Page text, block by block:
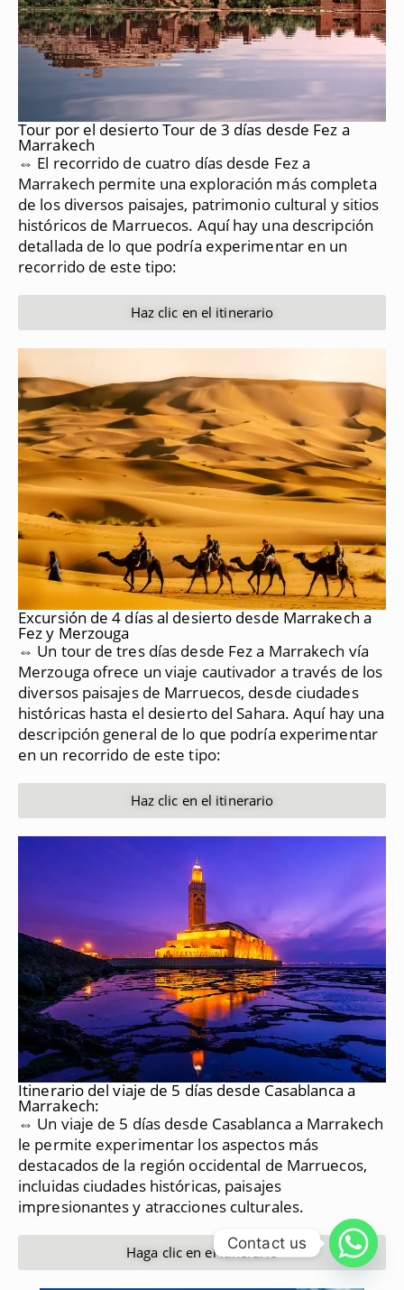
Tour por el desierto Tour de 3 días desde Fez a
Marrakech
⇔ El recorrido de cuatro días desde Fez a
Marrakech permite una exploración más completa
de los diversos paisajes, patrimonio cultural y sitios
históricos de Marruecos. Aquí hay una descripción
detallada de lo que podría experimentar en un
recorrido de este tipo:
Haz clic en el itinerario
Excursión de 4 días al desierto desde Marrakech a
Fez y Merzouga
⇔ Un tour de tres días desde Fez a Marrakech vía
Merzouga ofrece un viaje cautivador a través de los
diversos paisajes de Marruecos, desde ciudades
históricas hasta el desierto del Sahara. Aquí hay una
descripción general de lo que podría experimentar
en un recorrido de este tipo:
Haz clic en el itinerario
Itinerario del viaje de 5 días desde Casablanca a
Marrakech:
⇔ Un viaje de 5 días desde Casablanca a Marrakech
le permite experimentar los aspectos más
destacados de la región occidental de Marruecos,
incluidas ciudades históricas, paisajes
impresionantes y atracciones culturales.
Haga clic en el itinerario
Contact us